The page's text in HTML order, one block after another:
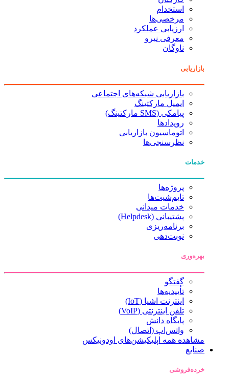
استخدام
مرخصی‌ها
ارزیابی عملکرد
معرفی نیرو
ناوگان
بازاریابی
بازاریابی شبکه‌های اجتماعی
ایمیل مارکتینگ
پیامکی (SMS مارکتینگ)
رویدادها
اتوماسیون بازاریابی
نظرسنجی‌ها
خدمات
پروژه‌ها
تایم‌شیت‌ها
خدمات میدانی
پشتیبانی (Helpdesk)
برنامه‌ریزی
نوبت‌دهی
بهره‌وری
گفتگو
تأییدیه‌ها
اینترنت اشیا (IoT)
تلفن اینترنتی (VoIP)
پایگاه دانش
واتس‌اپ (اتصال)
مشاهده همه اپلیکیشن‌های اودونیکس
صنایع
خرده‌فروشی